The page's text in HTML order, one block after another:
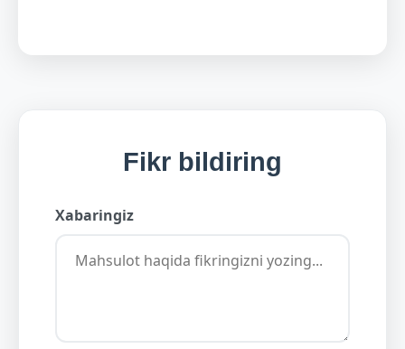
Fikr bildiring
Xabaringiz